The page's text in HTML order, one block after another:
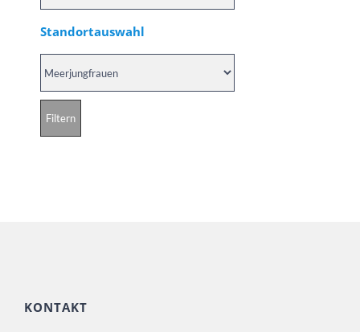
Standortauswahl
KONTAKT